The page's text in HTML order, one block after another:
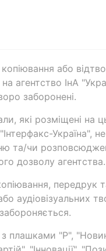
або
агентство ІнА
заборонені.
які розміщені на
Україна",
та/чи
дозволу агентства.
передрук
аудіовізуальних
плашками "Р",